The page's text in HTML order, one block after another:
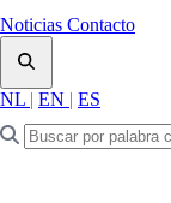
Noticias Contacto
NL | EN | ES